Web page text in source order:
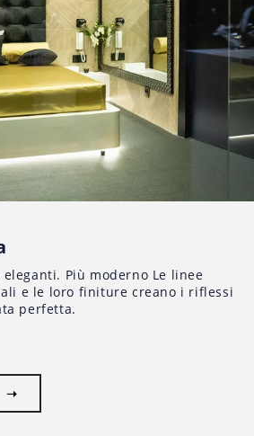
Più moderno Le linee
e le loro finiture creano i riflessi
perfetta.